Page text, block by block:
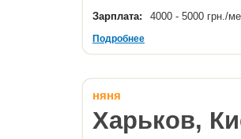
Зарплата: 4000 - 5000 грн./
Подробнее
няня
Харьков,